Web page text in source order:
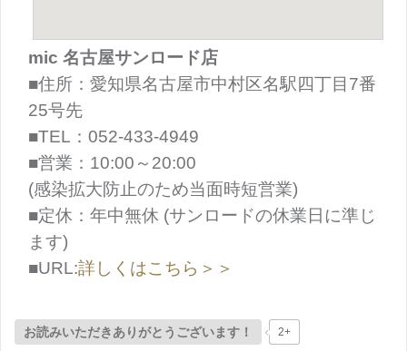
mic 名古屋サンロード店
■住所：愛知県名古屋市中村区名駅四丁目7番
25号先
■TEL：052-433-4949
■営業：10:00～20:00
(感染拡大防止のため当面時短営業)
■定休：年中無休 (サンロードの休業日に準じ
ます)
■URL:詳しくはこちら＞＞
お読みいただきありがとうございます！ 2+